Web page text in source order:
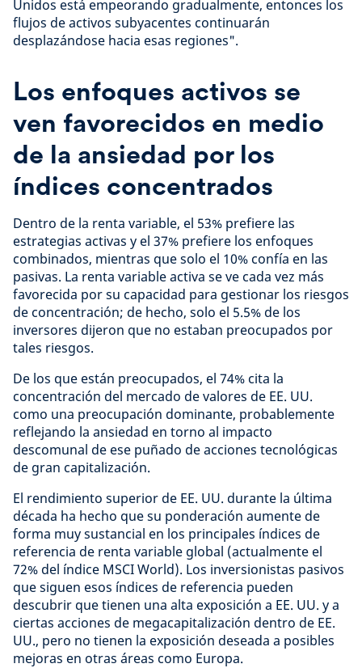
Unidos está empeorando gradualmente, entonces los
flujos de activos subyacentes continuarán
desplazándose hacia esas regiones".
Los enfoques activos se
ven favorecidos en medio
de la ansiedad por los
índices concentrados
Dentro de la renta variable, el 53% prefiere las
estrategias activas y el 37% prefiere los enfoques
combinados, mientras que solo el 10% confía en las
pasivas. La renta variable activa se ve cada vez más
favorecida por su capacidad para gestionar los riesgos
de concentración; de hecho, solo el 5.5% de los
inversores dijeron que no estaban preocupados por
tales riesgos.
De los que están preocupados, el 74% cita la
concentración del mercado de valores de EE. UU.
como una preocupación dominante, probablemente
reflejando la ansiedad en torno al impacto
descomunal de ese puñado de acciones tecnológicas
de gran capitalización.
El rendimiento superior de EE. UU. durante la última
década ha hecho que su ponderación aumente de
forma muy sustancial en los principales índices de
referencia de renta variable global (actualmente el
72% del índice MSCI World). Los inversionistas pasivos
que siguen esos índices de referencia pueden
descubrir que tienen una alta exposición a EE. UU. y a
ciertas acciones de megacapitalización dentro de EE.
UU., pero no tienen la exposición deseada a posibles
mejoras en otras áreas como Europa.